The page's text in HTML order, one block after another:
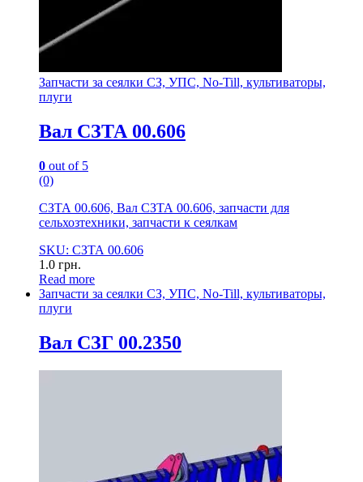
Запчасти за сеялки СЗ, УПС, No-Till, культиваторы,
плуги
Вал СЗТА 00.606
0 out of 5
(0)
СЗТА 00.606, Вал СЗТА 00.606, запчасти для
сельхозтехники, запчасти к сеялкам
SKU: СЗТА 00.606
1.0 грн.
Read more
Запчасти за сеялки СЗ, УПС, No-Till, культиваторы,
плуги
Вал СЗГ 00.2350